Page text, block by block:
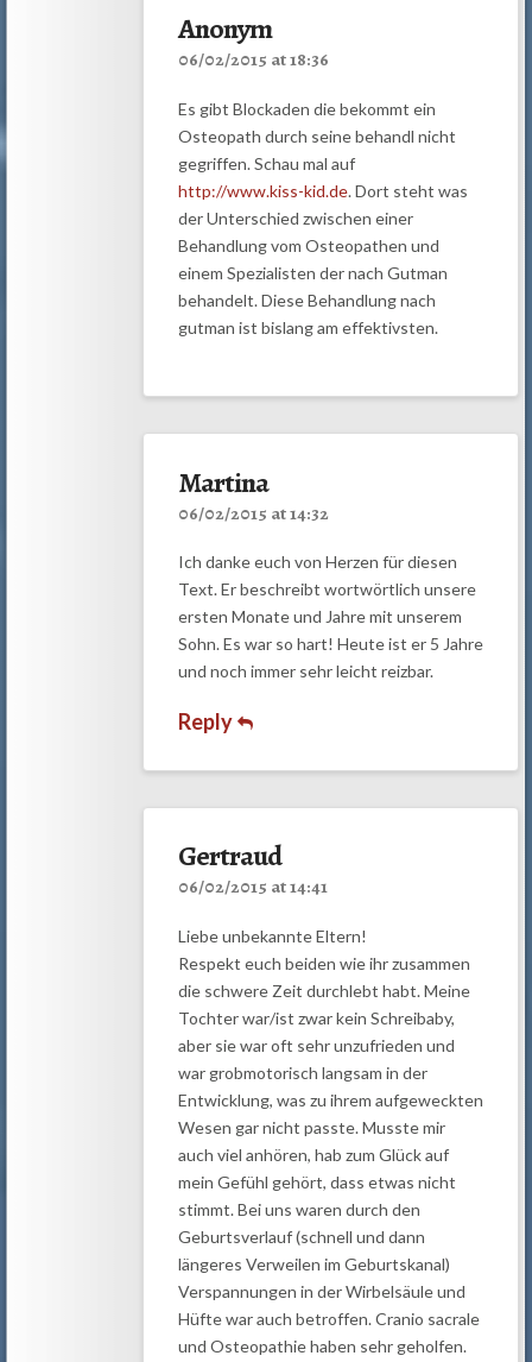
Anonym
06/02/2015 at 18:36
Es gibt Blockaden die bekommt ein
Osteopath durch seine behandl nicht
gegriffen. Schau mal auf
http://www.kiss-kid.de. Dort steht was
der Unterschied zwischen einer
Behandlung vom Osteopathen und
einem Spezialisten der nach Gutman
behandelt. Diese Behandlung nach
gutman ist bislang am effektivsten.
Martina
06/02/2015 at 14:32
Ich danke euch von Herzen für diesen
Text. Er beschreibt wortwörtlich unsere
ersten Monate und Jahre mit unserem
Sohn. Es war so hart! Heute ist er 5 Jahre
und noch immer sehr leicht reizbar.
Reply
Gertraud
06/02/2015 at 14:41
Liebe unbekannte Eltern!
Respekt euch beiden wie ihr zusammen
die schwere Zeit durchlebt habt. Meine
Tochter war/ist zwar kein Schreibaby,
aber sie war oft sehr unzufrieden und
war grobmotorisch langsam in der
Entwicklung, was zu ihrem aufgeweckten
Wesen gar nicht passte. Musste mir
auch viel anhören, hab zum Glück auf
mein Gefühl gehört, dass etwas nicht
stimmt. Bei uns waren durch den
Geburtsverlauf (schnell und dann
längeres Verweilen im Geburtskanal)
Verspannungen in der Wirbelsäule und
Hüfte war auch betroffen. Cranio sacrale
und Osteopathie haben sehr geholfen.